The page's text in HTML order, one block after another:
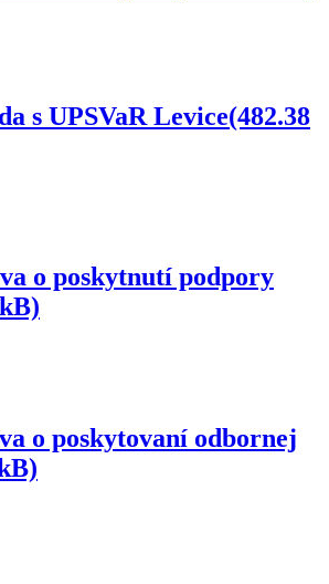
s UPSVaR Levice(482.38
o poskytnutí podpory
o poskytovaní odbornej